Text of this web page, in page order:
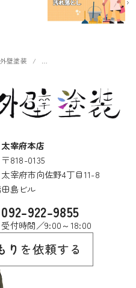
外壁塗装
太宰府本店
〒818-0135
太宰府市向佐野4丁目11-8
田島ビル
092-922-9855
受付時間／9:00～18:00